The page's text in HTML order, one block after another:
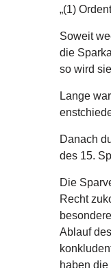
„(1)
Soweit
die
so wird
Lange
Danach
des 15.
Die
Recht
Ablauf
haben